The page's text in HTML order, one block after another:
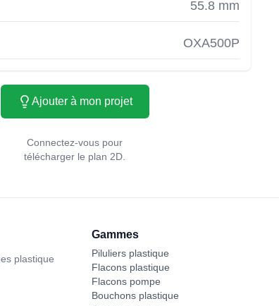
55.8 mm
OXA500P
Ajouter à mon projet
Connectez-vous pour
télécharger le plan 2D.
plastique
Gammes
Piluliers plastique
Flacons plastique
Flacons pompe
Bouchons plastique